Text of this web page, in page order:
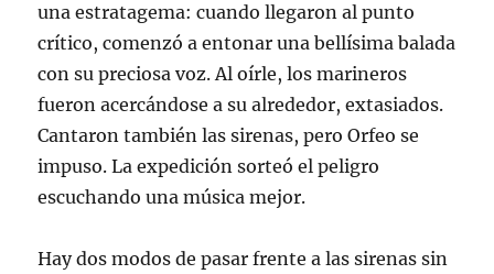
una estratagema: cuando llegaron al punto
crítico, comenzó a entonar una bellísima balada
con su preciosa voz. Al oírle, los marineros
fueron acercándose a su alrededor, extasiados.
Cantaron también las sirenas, pero Orfeo se
impuso. La expedición sorteó el peligro
escuchando una música mejor.
Hay dos modos de pasar frente a las sirenas sin